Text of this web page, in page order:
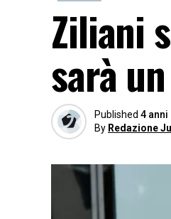
Ziliani
sarà
Published 4 anni
By Redazione